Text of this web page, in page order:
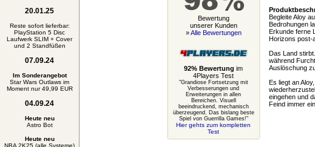
20.01.25
Reste sofort lieferbar:
PlayStation 5 Disc
Laufwerk SLIM + Cover
und 2 Standfüßen
07.09.24
Im Sonderangebot
Star Wars Outlaws im
Moment nur 49,99 EUR
04.09.24
Heute neu
Astro Bot
Heute neu
NBA 2K25 (alle Systeme)
Bewertung
unserer Kunden
»Alle Bewertungen
92% Bewertung im
4Players Test
"Grandiose Fortsetzung mit
Verbesserungen und
Erweiterungen in allen
Bereichen. Visuell
beeindruckend, mechanisch
überzeugend. Das bislang beste
Spiel von Guerrilla Games!"
Hier gehts zum kompletten
Test
Begleite Aloy
Bedrohungen
Erkunde ferne
Horizons post-
Das Land
während
Auslöschung
Es liegt an
eingehen und
Feind immer